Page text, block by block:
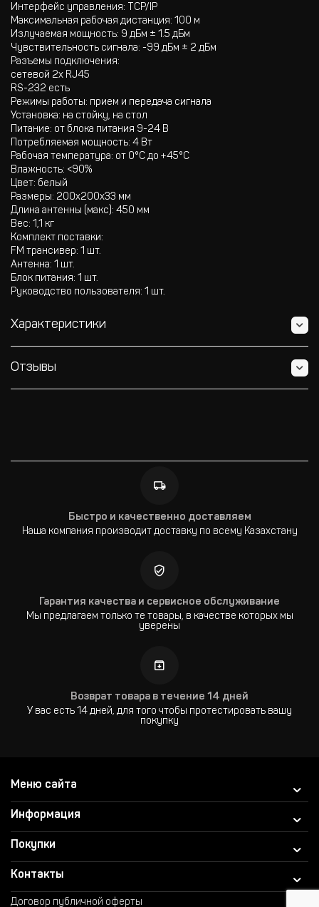
Интерфейс управления: TCP/IP
Максимальная рабочая дистанция: 100 м
Излучаемая мощность: 9 дБм ± 1.5 дБм
Чувствительность сигнала: -99 дБм ± 2 дБм
Разъемы подключения:
сетевой 2х RJ45
RS-232 есть
Режимы работы: прием и передача сигнала
Установка: на стойку, на стол
Питание: от блока питания 9-24 В
Потребляемая мощность: 4 Вт
Рабочая температура: от 0°C до +45°C
Влажность: <90%
Цвет: белый
Размеры: 200х200х33 мм
Длина антенны (макс): 450 мм
Вес: 1,1 кг
Комплект поставки:
FM трансивер: 1 шт.
Антенна: 1 шт.
Блок питания: 1 шт.
Руководство пользователя: 1 шт.
Характеристики
Отзывы
Быстро и качественно доставляем
Наша компания производит доставку по всему Казахстану
Гарантия качества и сервисное обслуживание
Мы предлагаем только те товары, в качестве которых мы
уверены
Возврат товара в течение 14 дней
У вас есть 14 дней, для того чтобы протестировать вашу
покупку
Меню сайта
Информация
Покупки
Контакты
Договор публичной оферты